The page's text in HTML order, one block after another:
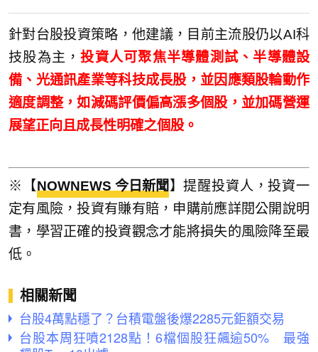
針對台股投資策略，他建議，目前主流股仍以AI科
技股為主，投資人可聚焦半導體測試、半導體設
備、光通訊產業等科技成長股，並因應類股輪動作
適度調整，如減碼評價偏高漲多個股，並加碼營運
展望正向且成長性明確之個股。
※【NOWNEWS 今日新聞】提醒投資人，投資一
定有風險，投資有賺有賠，申購前應詳閱公開說明
書，學習正確的投資觀念才能將損失的風險降至最
低。
相關新聞
台股4萬點穩了？台積電盤後爆2285元鉅額交易
台股本周狂噴2128點！6檔個股狂飆逾50% 最強